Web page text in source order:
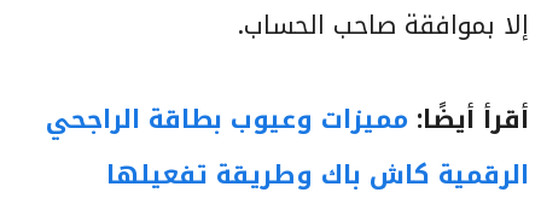
إلا بموافقة صاحب الحساب.
أقرأ أيضًا: مميزات وعيوب بطاقة الراجحي
الرقمية كاش باك وطريقة تفعيلها